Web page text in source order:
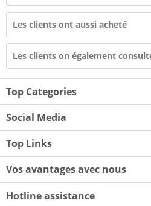
Les clients ont aussi acheté
Les clients on également
Top Categories
Social Media
Top Links
Vos avantages avec nous
Hotline assistance